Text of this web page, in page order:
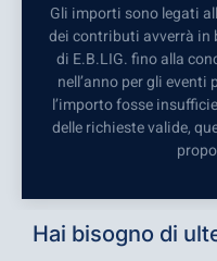
Gli importi sono legati
dei contributi avverrà
di E.B.LIG. fino alla
nell’anno per gli
l’importo fosse
delle richieste valide,
Hai bisogno di